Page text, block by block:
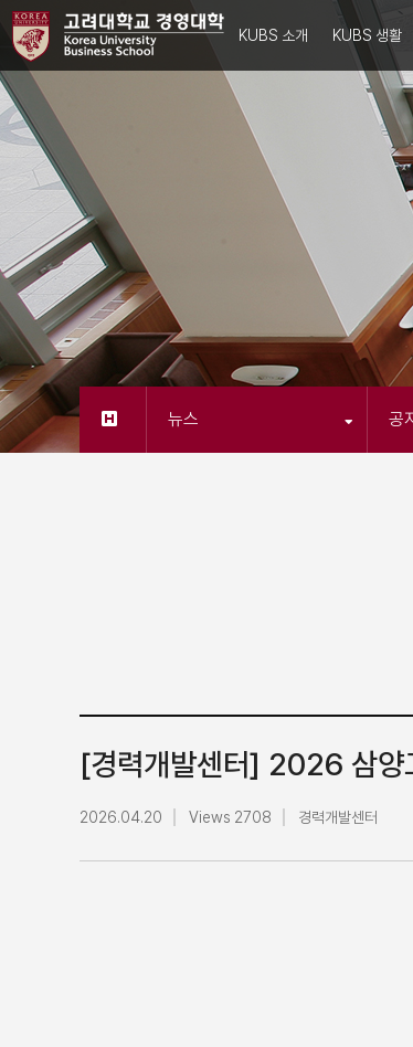
KUBS 소개 KUBS 생활
뉴스 공
[경력개발센터] 2026 삼
2026.04.20 Views 2708 경력개발센터